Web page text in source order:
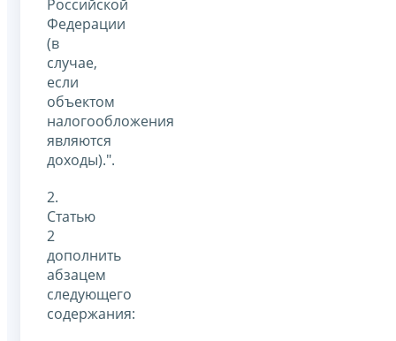
Российской
Федерации
(в
случае,
если
объектом
налогообложения
являются
доходы).".
2.
Статью
2
дополнить
абзацем
следующего
содержания: